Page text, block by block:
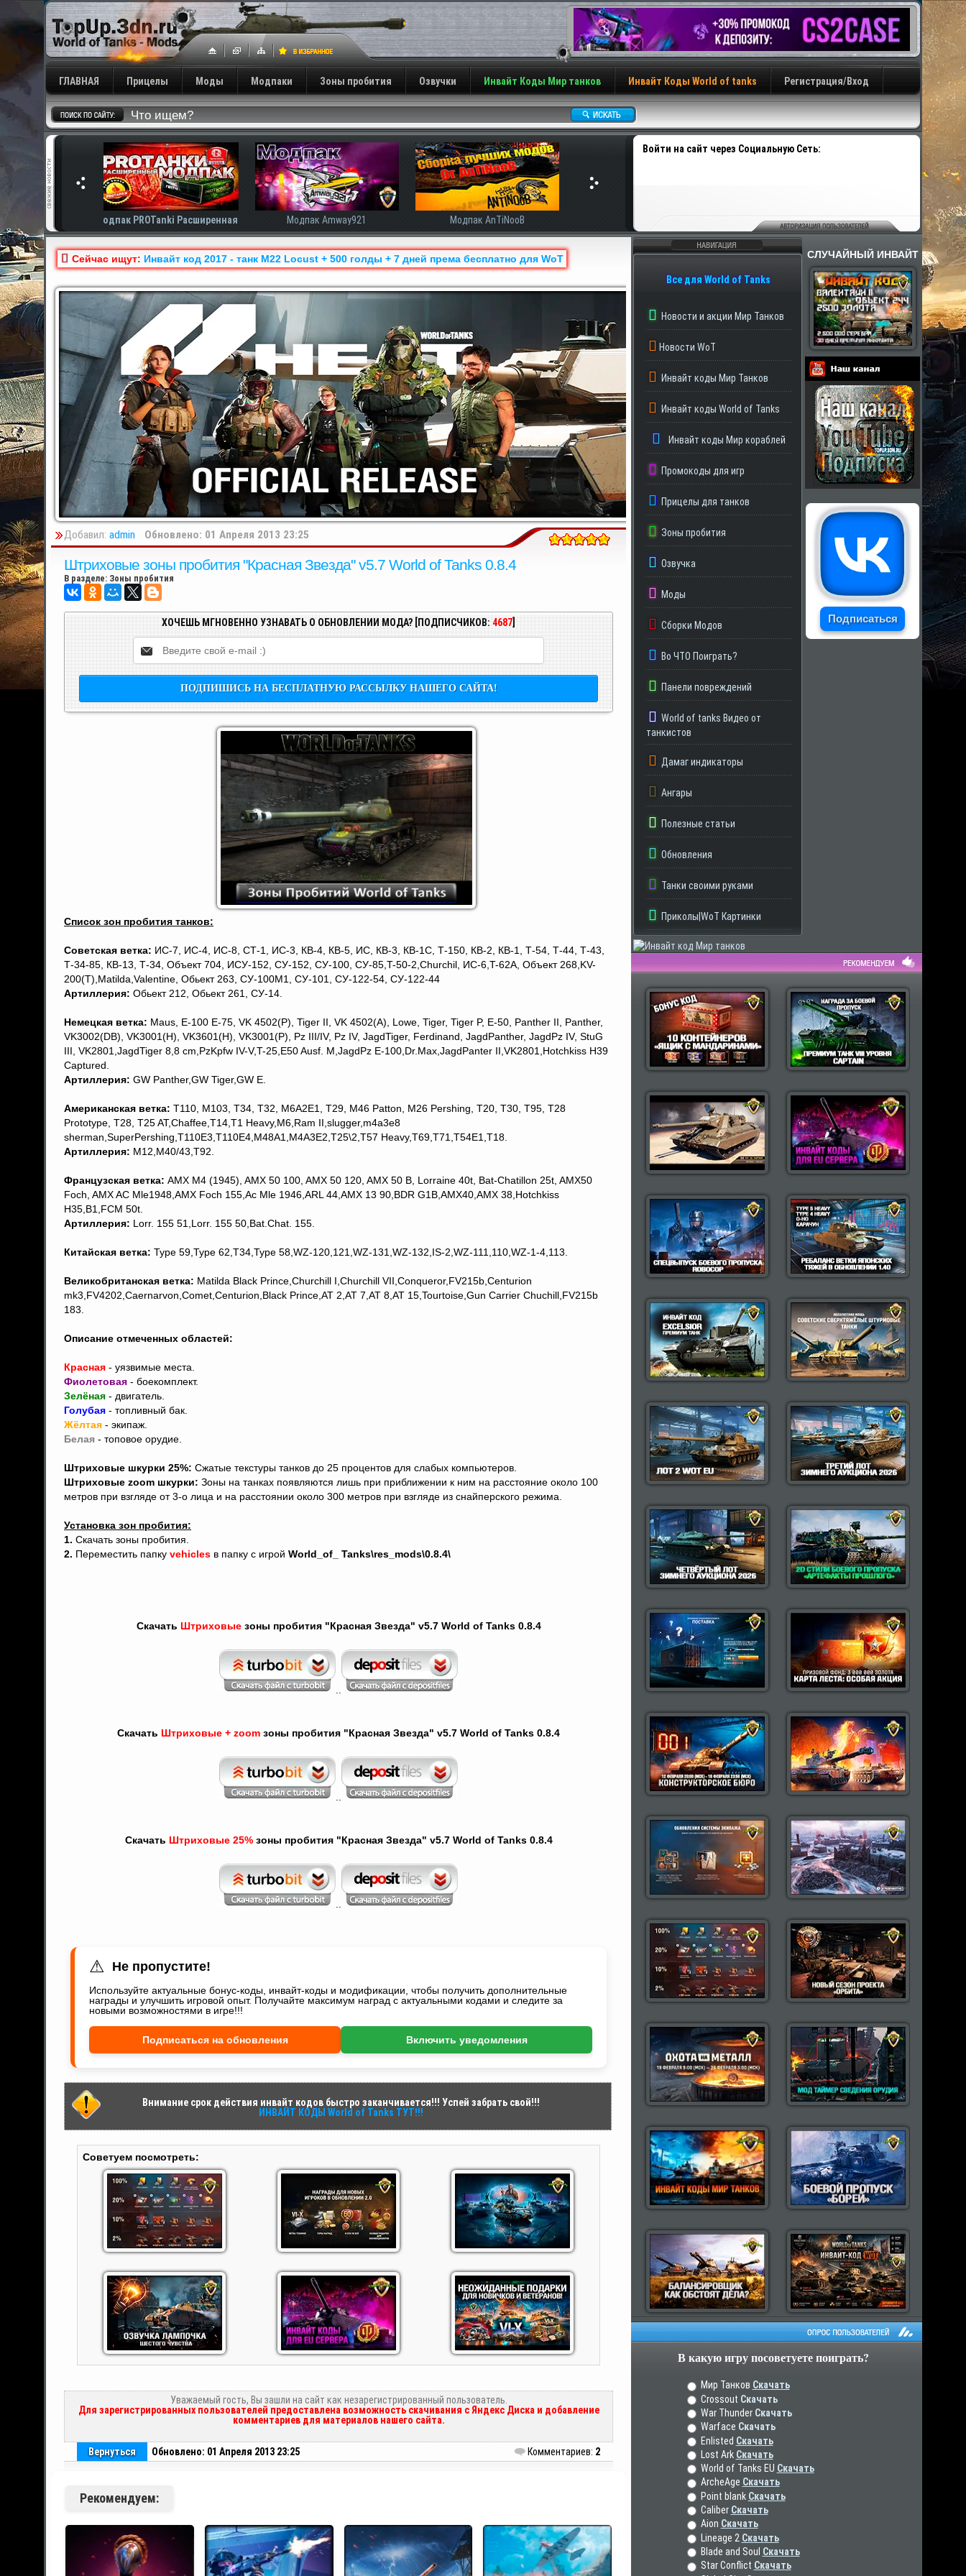
ГЛАВНАЯ Прицелы Моды Модпаки Зоны пробития Озвучки Инвайт Коды Мир танков Инвайт Коды World of tanks Регистрация/Вход
Войти на сайт через Социальную Сеть:
Модпак Amway921 Модпак AnTiNooB Модпак Корбена
СЛУЧАЙНЫЙ ИНВАЙТ
Партнеры
Подписаться
Навигация
Все для World of Tanks
Новости и акции Мир Танков
Новости WoT
Инвайт коды Мир Танков
Инвайт коды World of Tanks
Инвайт коды Мир кораблей
Промокоды для игр
Прицелы для танков
Зоны пробития
Озвучка
Моды
Сборки Модов
Во ЧТО Поиграть?
Панели повреждений
World of tanks Видео от
танкистов
Дамаг индикаторы
Ангары
Полезные статьи
Обновления
Танки своими руками
Приколы|WoT Картинки
Популярные моды Wot
Опрос пользователей
В какую игру посоветуете поиграть?
Мир Танков Скачать
Crossout Скачать
War Thunder Скачать
Warface Скачать
Enlisted Скачать
Lost Ark Скачать
World of Tanks EU Скачать
ArcheAge Скачать
Point blank Скачать
Caliber Скачать
Aion Скачать
Lineage 2 Скачать
Blade and Soul Скачать
Star Conflict Скачать
Сейчас ищут: Инвайт код 2017 - танк M22 Locust + 500 голды + 7 дней према бесплатно для WoT
Добавил: admin Обновлено: 01 Апреля 2013 23:25
Штриховые зоны пробития "Красная Звезда" v5.7 World of Tanks 0.8.4
В разделе: Зоны пробития
ХОЧЕШЬ МГНОВЕННО УЗНАВАТЬ О ОБНОВЛЕНИИ МОДА? [ПОДПИСЧИКОВ: 4687
Список зон пробития танков:
Советская ветка: ИС-7, ИС-4, ИС-8, СТ-1, ИС-3, КВ-4, КВ-5, ИС, КВ-3, КВ-1С, Т-150, КВ-2, КВ-1, Т-54, Т-44, Т-43,
Т-34-85, КВ-13, Т-34, Объект 704, ИСУ-152, СУ-152, СУ-100, СУ-85,T-50-2,Churchil, ИС-6,T-62A, Объект 268,KV-
200(T),Matilda,Valentine, Обьект 263, СУ-100М1, СУ-101, СУ-122-54, СУ-122-44
Артиллерия: Обьект 212, Обьект 261, СУ-14.
Немецкая ветка: Мaus, Е-100 Е-75, VK 4502(P), Tiger II, VK 4502(A), Lowe, Tiger, Tiger P, Е-50, Panther II, Panther,
VK3002(DB), VK3001(H), VK3601(H), VK3001(Р), Pz III/IV, Pz IV, JagdTiger, Ferdinand, JagdPanther, JagdPz IV, StuG
III, VK2801,JagdTiger 8,8 cm,PzKpfw IV-V,T-25,E50 Ausf. M,JagdPz E-100,Dr.Max,JagdPanter II,VK2801,Hotchkiss H39
Captured.
Артиллерия: GW Panther,GW Tiger,GW E.
Американская ветка: T110, M103, Т34, T32, M6A2E1, Т29, М46 Patton, М26 Pershing, T20, Т30, Т95, Т28
Prototype, Т28, T25 AT,Chaffee,T14,T1 Heavy,M6,Ram II,slugger,m4a3e8
sherman,SuperPershing,T110E3,T110E4,M48A1,M4A3E2,T25\2,T57 Heavy,T69,T71,T54E1,T18.
Артиллерия: M12,M40/43,T92.
Французская ветка: AMX M4 (1945), AMX 50 100, AMX 50 120, AMX 50 B, Lorraine 40t, Bat-Chatillon 25t, AMX50
Foch, AMX AC Mle1948,AMX Foch 155,Ac Mle 1946,ARL 44,AMX 13 90,BDR G1B,AMX40,AMX 38,Hotchkiss
H35,B1,FCM 50t.
Артиллерия: Lorr. 155 51,Lorr. 155 50,Bat.Chat. 155.
Китайская ветка: Type 59,Type 62,T34,Type 58,WZ-120,121,WZ-131,WZ-132,IS-2,WZ-111,110,WZ-1-4,113.
Великобританская ветка: Matilda Black Prince,Churchill I,Churchill VII,Conqueror,FV215b,Centurion
mk3,FV4202,Caernarvon,Comet,Centurion,Black Prince,AT 2,AT 7,AT 8,AT 15,Tourtoise,Gun Carrier Chuchill,FV215b
183.
Описание отмеченных областей:
Красная - уязвимые места.
Фиолетовая - боекомплект.
Зелёная - двигатель.
Голубая - топливный бак.
Жёлтая - экипаж.
Белая - топовое орудие.
Штриховые шкурки 25%: Сжатые текстуры танков до 25 процентов для слабых компьютеров.
Штриховые zoom шкурки: Зоны на танках появляются лишь при приближении к ним на расстояние около 100
метров при взгляде от 3-о лица и на расстоянии около 300 метров при взгляде из снайперского режима.
Установка зон пробития:
1. Скачать зоны пробития.
2. Переместить папку vehicles в папку с игрой World_of_ Tanks\res_mods\0.8.4\
Скачать Штриховыезоны пробития "Красная Звезда" v5.7 World of Tanks 0.8.4
Скачать Штриховые + zoom зоны пробития "Красная Звезда" v5.7 World of Tanks 0.8.4
Скачать Штриховые 25%зоны пробития "Красная Звезда" v5.7 World of Tanks 0.8.4
⚠ Не пропустите!
Используйте актуальные бонус-коды, инвайт-коды и модификации, чтобы получить дополнительные
награды и улучшить игровой опыт. Получайте максимум наград с актуальными кодами и следите за
новыми возможностями в игре!!!
Подписаться на обновления Включить уведомления
Внимание срок действия инвайт кодов быстро заканчивается!!! Успей забрать свой!!!
ИНВАЙТ КОДЫ World of Tanks ТУТ!!!
Советуем посмотреть:
Уважаемый гость, Вы зашли на сайт как незарегистрированный пользователь.
Для зарегистрированных пользователей предоставлена возможность скачивания с Яндекс Диска и добавление
комментариев для материалов нашего сайта.
Комментариев: 2
Вернуться Обновлено: 01 Апреля 2013 23:25
Рекомендуем: